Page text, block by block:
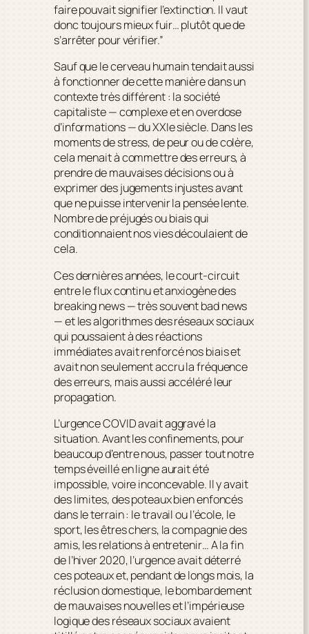
faire pouvait signifier l’extinction. Il vaut
donctoujoursmieux fuir… plutôt que de
s’arrêter pour vérifier.”
Sauf que le cerveau humain tendait aussi
à fonctionner de cette manière dans un
contexte très différent : la société
capitaliste — complexe et en overdose
d’informations — du XXIe siècle. Dans les
moments de stress, de peur ou de colère,
cela menait à commettre des erreurs, à
prendre de mauvaises décisions ou à
exprimer des jugements injustes avant
que ne puisse intervenir la pensée lente.
Nombre de préjugés oubiaisqui
conditionnaient nos vies découlaient de
cela.
Ces dernières années, le court-circuit
entre le flux continu et anxiogène des
breaking news— très souventbad news
— et les algorithmes des réseaux sociaux
qui poussaient à des réactions
immédiates avait renforcé nos biais et
avait non seulement accru la fréquence
des erreurs, mais aussi accéléré leur
propagation.
L’urgence COVID avait aggravé la
situation. Avant les confinements, pour
beaucoup d’entre nous, passer tout notre
temps éveillé en ligne aurait été
impossible, voire inconcevable. Il y avait
des limites, des poteaux bien enfoncés
dans le terrain : le travail ou l’école, le
sport, les êtres chers, la compagnie des
amis, les relations à entretenir… A la fin
de l’hiver 2020, l’urgence avait déterré
ces poteaux et, pendant de longs mois, la
réclusion domestique, le bombardement
de mauvaises nouvelles et l’impérieuse
logique des réseaux sociaux avaient